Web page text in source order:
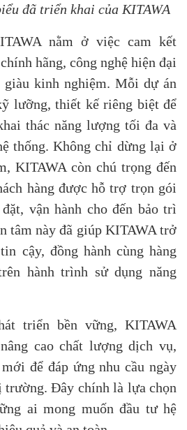
đã triển khai của KITAWA
nằm ở việc cam kết
hãng, công nghệ hiện đại
kinh nghiệm. Mỗi dự án
lưỡng, thiết kế riêng biệt để
thác năng lượng tối đa và
thống. Không chỉ dừng lại ở
KITAWA còn chú trọng đến
hàng được hỗ trợ trọn gói
vận hành cho đến bảo trì
tâm này đã giúp KITAWA trở
cậy, đồng hành cùng hàng
hành trình sử dụng năng
triển bền vững, KITAWA
cao chất lượng dịch vụ,
để đáp ứng nhu cầu ngày
trường. Đây chính là lựa chọn
ai mong muốn đầu tư hệ